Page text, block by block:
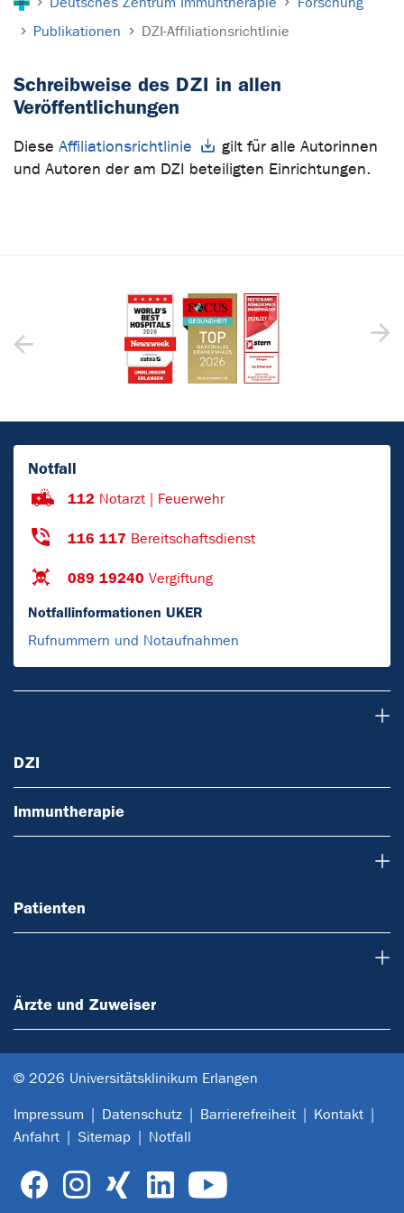
Publikationen
DZI-Affiliationsrichtlinie
Schreibweise des DZI in allen
Veröffentlichungen
Diese Affiliationsrichtlinie
gilt für alle Autorinnen
und Autoren der am DZI beteiligten Einrichtungen.
Notfall
112 Notarzt | Feuerwehr
116 117 Bereitschaftsdienst
089 19240 Vergiftung
Notfallinformationen UKER
Rufnummern und Notaufnahmen
DZI
Immuntherapie
Patienten
Ärzte und Zuweiser
© 2026 Universitätsklinikum Erlangen
Impressum Datenschutz Barrierefreiheit
Kontakt
Anfahrt
Sitemap Notfall